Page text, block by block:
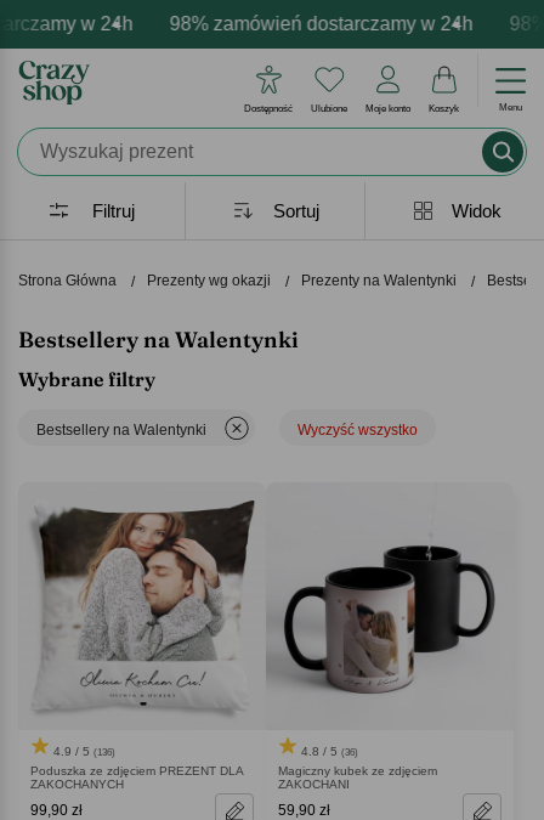
w 24h 98% zamówień dostarczamy w 24h 98%
produktów Profesjonalna i darmowa
- zawsze udane prezenty Prezentujemy
Dostępność Ulubione Moje konto Koszyk Menu
Strona Główna Prezenty wg okazji Prezenty na Walentynki
Bestsellery na Walentynki
Filtruj Widok
Sortuj
Wybrane filtry
Bestsellery na Walentynki Wyczyść wszystko
4.9 / 5 (136)
Poduszka ze zdjęciem PREZENT DLA
ZAKOCHANYCH
99,90 zł
4.8 / 5 (36)
Magiczny kubek ze zdjęciem
ZAKOCHANI
59,90 zł